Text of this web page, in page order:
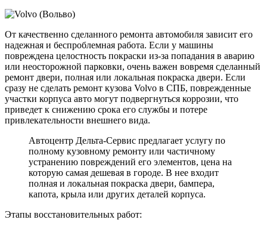
От качественно сделанного ремонта автомобиля зависит его
надежная и беспроблемная работа. Если у машины
повреждена целостность покраски из-за попадания в аварию
или неосторожной парковки, очень важен вовремя сделанный
ремонт двери, полная или локальная покраска двери. Если
сразу не сделать ремонт кузова Volvo в СПБ, поврежденные
участки корпуса авто могут подвергнуться коррозии, что
приведет к снижению срока его службы и потере
привлекательности внешнего вида.
Автоцентр Дельта-Сервис предлагает услугу по
полному кузовному ремонту или частичному
устранению повреждений его элементов, цена на
которую самая дешевая в городе. В нее входит
полная и локальная покраска двери, бампера,
капота, крыла или других деталей корпуса.
Этапы восстановительных работ: